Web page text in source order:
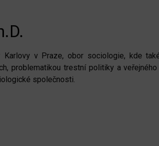
Karlovy v Praze, obor sociologie, kde
problematikou trestní politiky a
společnosti.